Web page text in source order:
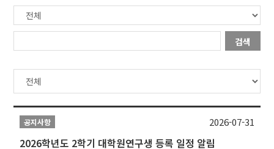
검색
공지사항
2026학년도 2학기 대학원연구생 등록 일정 알림
2026-07-31